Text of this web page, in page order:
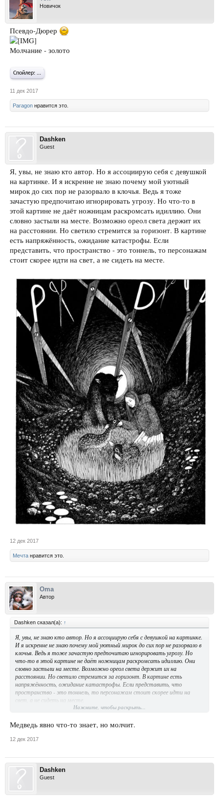
Новичок
Псевдо-Дюрер
Молчание - золото
Спойлер: ...
11 дек 2017
Paragon нравится это.
Dashken
Guest
Я, увы, не знаю кто автор. Но я ассоциирую себя с девушкой
на картинке. И я искренне не знаю почему мой уютный
мирок до сих пор не разорвало в клочья. Ведь я тоже
зачастую предпочитаю игнорировать угрозу. Но что-то в
этой картине не даёт ножницам раскромсать идиллию. Они
словно застыли на месте. Возможно ореол света держит их
на расстоянии. Но светило стремится за горизонт. В картине
есть напряжённость, ожидание катастрофы. Если
представить, что пространство - это тоннель, то персонажам
стоит скорее идти на свет, а не сидеть на месте.
12 дек 2017
Мечта нравится это.
Oma
Автор
Dashken сказал(а): ↑
Я, увы, не знаю кто автор. Но я ассоциирую себя с девушкой на картинке.
И я искренне не знаю почему мой уютный мирок до сих пор не разорвало в
клочья. Ведь я тоже зачастую предпочитаю игнорировать угрозу. Но
что-то в этой картине не даёт ножницам раскромсать идиллию. Они
словно застыли на месте. Возможно ореол света держит их на
расстоянии. Но светило стремится за горизонт. В картине есть
напряжённость, ожидание катастрофы. Если представить, что
пространство - это тоннель, то персонажам стоит скорее идти на
свет, а не сидеть на месте.
Нажмите, чтобы раскрыть...
Медведь явно что-то знает, но молчит.
12 дек 2017
Dashken
Guest